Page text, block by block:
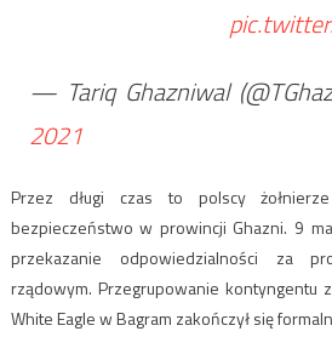
— Tariq Ghazniwal
2021
Przez długi czas to polscy
bezpieczeństwo w prowincji Ghazni. 9
przekazanie odpowiedzialności za
rządowym. Przegrupowanie kontyngentu
White Eagle w Bagram zakończył się